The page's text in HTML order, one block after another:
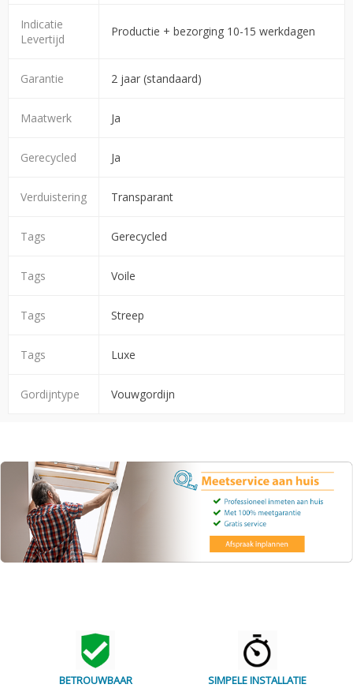
Indicatie
Levertijd
Productie + bezorging 10-15 werkdagen
Garantie 2 jaar (standaard)
Maatwerk Ja
Gerecycled Ja
Verduistering Transparant
Tags Gerecycled
Tags Voile
Tags Streep
Tags Luxe
Gordijntype Vouwgordijn
BETROUWBAAR
SIMPELE INSTALLATIE